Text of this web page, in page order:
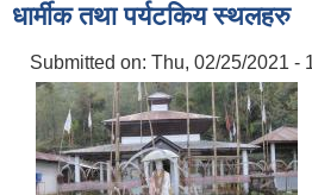
धार्मीक तथा पर्यटकिय स्थलहरु
Submitted on: Thu, 02/25/2021 -